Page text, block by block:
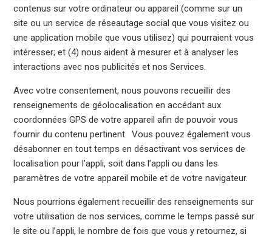
contenus sur votre ordinateur ou appareil (comme sur un
site ou un service de réseautage social que vous visitez ou
une application mobile que vous utilisez) qui pourraient vous
intéresser; et (4) nous aident à mesurer et à analyser les
interactions avec nos publicités et nos Services.
Avec votre consentement, nous pouvons recueillir des
renseignements de géolocalisation en accédant aux
coordonnées GPS de votre appareil afin de pouvoir vous
fournir du contenu pertinent. Vous pouvez également vous
désabonner en tout temps en désactivant vos services de
localisation pour l’appli, soit dans l’appli ou dans les
paramètres de votre appareil mobile et de votre navigateur.
Nous pourrions également recueillir des renseignements sur
votre utilisation de nos services, comme le temps passé sur
le site ou l’appli, le nombre de fois que vous y retournez, si